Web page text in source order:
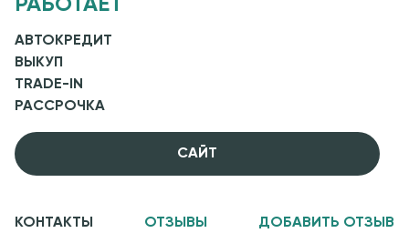
РАБОТАЕТ
АВТОКРЕДИТ
ВЫКУП
TRADE-IN
РАССРОЧКА
CАЙТ
КОНТАКТЫ ОТЗЫВЫ ДОБАВИТЬ ОТЗЫВ